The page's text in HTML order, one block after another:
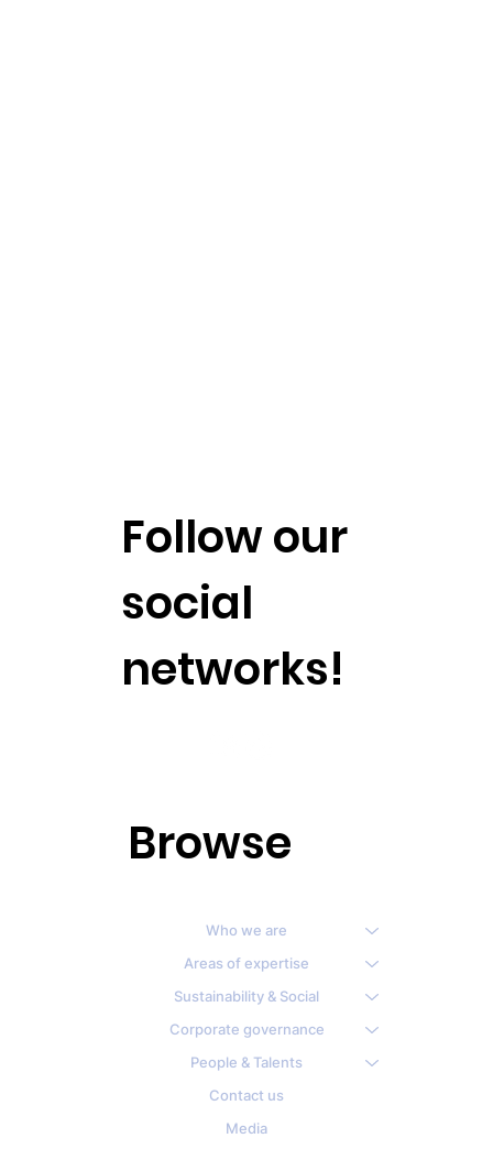
Browse
Who we are
Areas of expertise
Sustainability & Social
Corporate governance
People & Talents
Contact us
Media
Follow our
social
networks!